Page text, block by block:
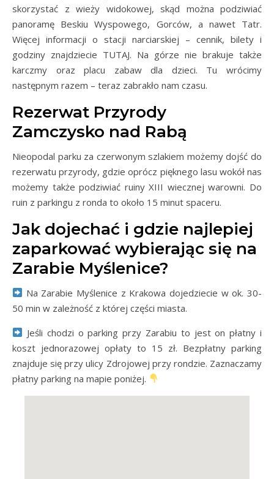
skorzystać z wieży widokowej, skąd można podziwiać
panoramę Beskiu Wyspowego, Gorców, a nawet Tatr.
Więcej informacji o stacji narciarskiej – cennik, bilety i
godziny znajdziecie TUTAJ. Na górze nie brakuje także
karczmy oraz placu zabaw dla dzieci. Tu wrócimy
następnym razem – teraz zabrakło nam czasu.
Rezerwat Przyrody
Zamczysko nad Rabą
Nieopodal parku za czerwonym szlakiem możemy dojść do
rezerwatu przyrody, gdzie oprócz pięknego lasu wokół nas
możemy także podziwiać ruiny XIII wiecznej warowni. Do
ruin z parkingu z ronda to około 15 minut spaceru.
Jak dojechać i gdzie najlepiej
zaparkować wybierając się na
Zarabie Myślenice?
Na Zarabie Myślenice z Krakowa dojedziecie w ok. 30-
50 min w zależność z której części miasta.
Jeśli chodzi o parking przy Zarabiu to jest on płatny i
koszt jednorazowej opłaty to 15 zł. Bezpłatny parking
znajduje się przy ulicy Zdrojowej przy rondzie. Zaznaczamy
płatny parking na mapie poniżej.